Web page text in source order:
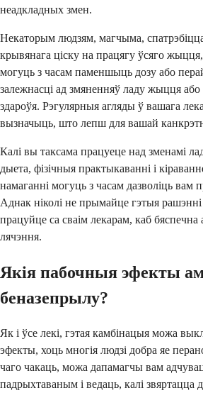
неадкладных змен.
Некаторым людзям, магчыма,
крывянага ціску на працягу ўсяго
могуць з часам паменшыць дозу або
залежнасці ад змяненняў ладу жыцця
здароўя. Рэгулярныя агляды ў вашага
вызначыць, што лепш для вашай
Калі вы таксама працуеце над зменамі
дыета, фізічныя практыкаванні і
намаганні могуць з часам дазволіць
Аднак ніколі не прымайце гэтыя
працуйце са сваім лекарам, каб бяспечна
лячэння.
Якія пабочныя эфекты
беназепрылу?
Як і ўсе лекі, гэтая камбінацыя можа
эфекты, хоць многія людзі добра яе
чаго чакаць, можа дапамагчы вам
падрыхтаваным і ведаць, калі звяртацца